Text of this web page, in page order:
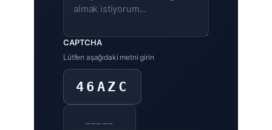
CAPTCHA
Lütfen aşağıdaki metni girin
46AZC